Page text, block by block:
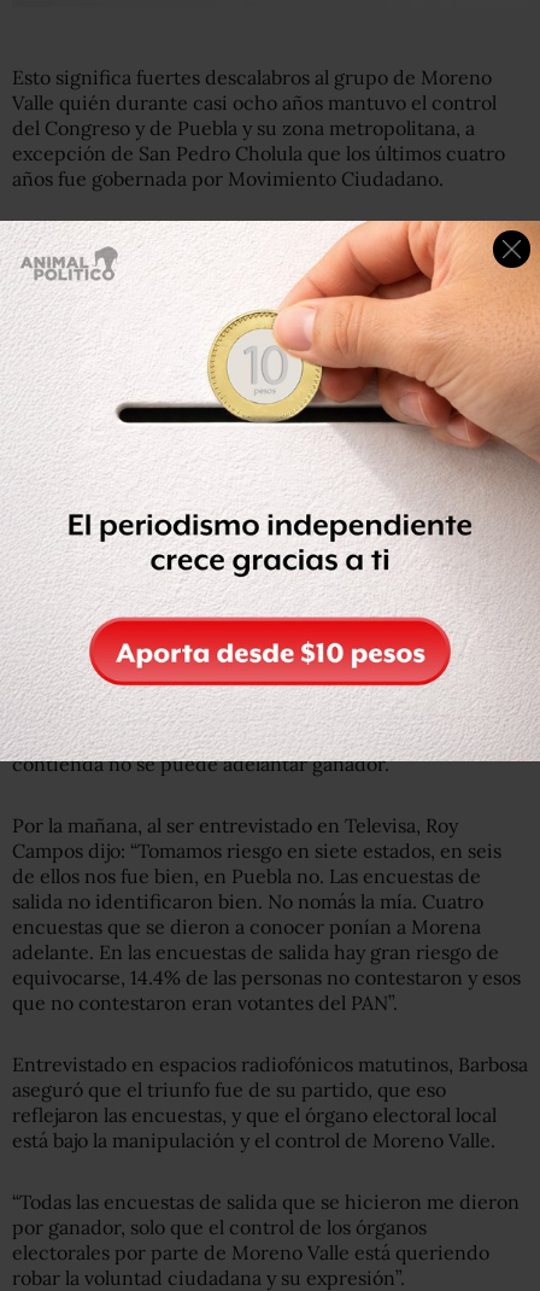
Esto significa fuertes descalabros al grupo de Moreno
Valle quién durante casi ocho años mantuvo el control
del Congreso y de Puebla y su zona metropolitana, a
excepción de San Pedro Cholula que los últimos cuatro
años fue gobernada por Movimiento Ciudadano.
Se equivocan las encuestas
Tras el cierre de las casillas cinco encuestadoras
ubicaban al candidato de Morena, Luis Miguel Barbosa
Huerta, como el probable ganador de una contienda que
estuvo manchada por balaceras y violentos robos de
urnas en la capital poblana, entre ellas la que realizó la
casa demoscópica que encabeza Roy Campos, de
Consulta Mitorfsky.
Pero a medianoche el Instituto Estatal Electoral de
Puebla dio a conocer el resultado del conteo rápido del
Comité Técnico Asesor del INE que ubicaba con una
ligera ventaja a la panista.
Los datos muestran una votación para Martha Ericka
Alonso con posibilidad de triunfo con un porcentaje de
votación 36.4 y 38.9 puntos. Mientras que para Luis
Miguel Barbosa el porcentaje fue de 33.3 a 36.8 puntos.
Aunque el documento aclara que por lo cerrado de la
contienda no se puede adelantar ganador.
Por la mañana, al ser entrevistado en Televisa, Roy
Campos dijo: “Tomamos riesgo en siete estados, en seis
de ellos nos fue bien, en Puebla no. Las encuestas de
salida no identificaron bien. No nomás la mía. Cuatro
encuestas que se dieron a conocer ponían a Morena
adelante. En las encuestas de salida hay gran riesgo de
equivocarse, 14.4% de las personas no contestaron y esos
que no contestaron eran votantes del PAN”.
Entrevistado en espacios radiofónicos matutinos, Barbosa
aseguró que el triunfo fue de su partido, que eso
reflejaron las encuestas, y que el órgano electoral local
está bajo la manipulación y el control de Moreno Valle.
“Todas las encuestas de salida que se hicieron me dieron
por ganador, solo que el control de los órganos
electorales por parte de Moreno Valle está queriendo
robar la voluntad ciudadana y su expresión”.